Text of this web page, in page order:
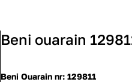
Beni ouarain
Beni Ouarain nr: 129811